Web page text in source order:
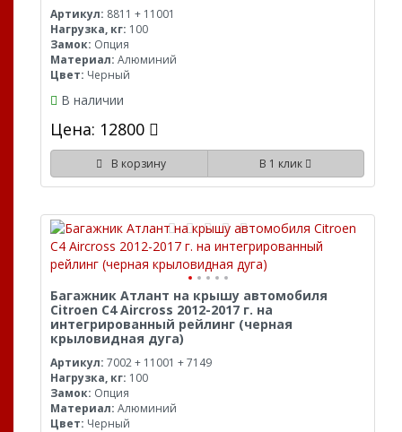
Артикул: 8811 + 11001
Нагрузка, кг: 100
Замок: Опция
Материал: Алюминий
Цвет: Черный
В наличии
Цена: 12800
В корзину В 1 клик
Багажник Атлант на крышу автомобиля
Citroen C4 Aircross 2012-2017 г. на
интегрированный рейлинг (черная
крыловидная дуга)
Артикул: 7002 + 11001 + 7149
Нагрузка, кг: 100
Замок: Опция
Материал: Алюминий
Цвет: Черный